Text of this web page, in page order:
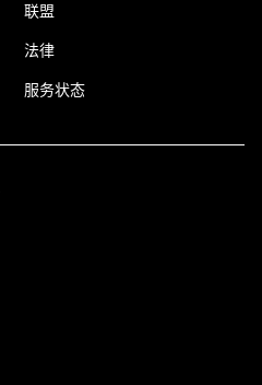
联盟
法律
服务状态